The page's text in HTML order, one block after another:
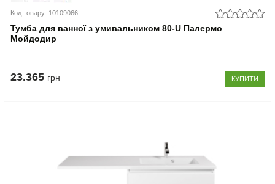
Код товару: 10109066
Тумба для ванної з умивальником 80-U Палермо
Мойдодир
23.365 грн КУПИТИ